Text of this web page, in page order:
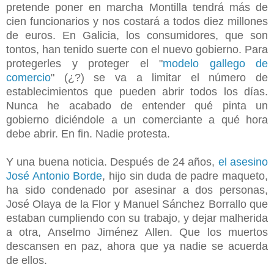
pretende poner en marcha Montilla tendrá más de
cien funcionarios y nos costará a todos diez millones
de euros. En Galicia, los consumidores, que son
tontos, han tenido suerte con el nuevo gobierno. Para
protegerles y proteger el "modelo gallego de
comercio" (¿?) se va a limitar el número de
establecimientos que pueden abrir todos los días.
Nunca he acabado de entender qué pinta un
gobierno diciéndole a un comerciante a qué hora
debe abrir. En fin. Nadie protesta.
Y una buena noticia. Después de 24 años, el asesino
José Antonio Borde, hijo sin duda de padre maqueto,
ha sido condenado por asesinar a dos personas,
José Olaya de la Flor y Manuel Sánchez Borrallo que
estaban cumpliendo con su trabajo, y dejar malherida
a otra, Anselmo Jiménez Allen. Que los muertos
descansen en paz, ahora que ya nadie se acuerda
de ellos.